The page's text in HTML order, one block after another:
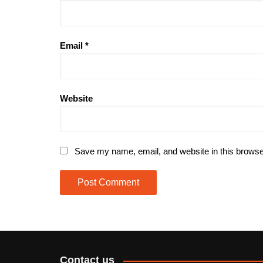
Email *
Website
Save my name, email, and website in this
Contact us